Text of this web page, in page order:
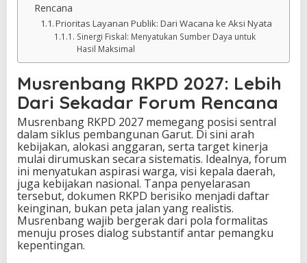
Rencana
Prioritas Layanan Publik: Dari Wacana ke Aksi Nyata
Sinergi Fiskal: Menyatukan Sumber Daya untuk
Hasil Maksimal
Musrenbang RKPD 2027: Lebih
Dari Sekadar Forum Rencana
Musrenbang RKPD 2027 memegang posisi sentral
dalam siklus pembangunan Garut. Di sini arah
kebijakan, alokasi anggaran, serta target kinerja
mulai dirumuskan secara sistematis. Idealnya, forum
ini menyatukan aspirasi warga, visi kepala daerah,
juga kebijakan nasional. Tanpa penyelarasan
tersebut, dokumen RKPD berisiko menjadi daftar
keinginan, bukan peta jalan yang realistis.
Musrenbang wajib bergerak dari pola formalitas
menuju proses dialog substantif antar pemangku
kepentingan.